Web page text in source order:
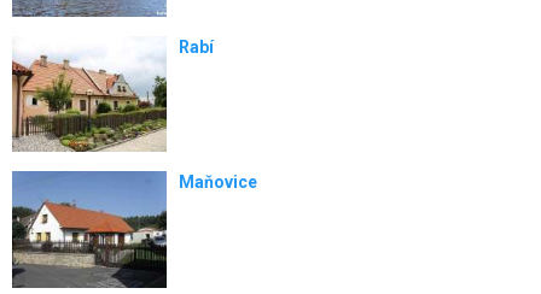
Rabí
Maňovice